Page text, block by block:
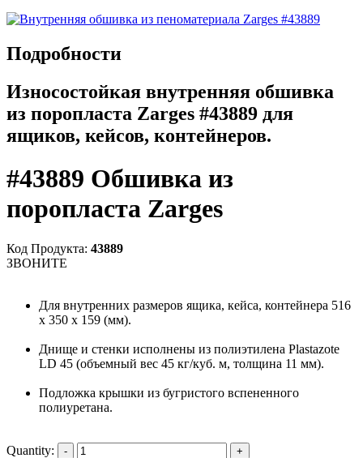
Подробности
Износостойкая внутренняя обшивка
из поропласта Zarges #43889 для
ящиков, кейсов, контейнеров.
#43889 Обшивка из
поропласта Zarges
Код Продукта: 43889
ЗВОНИТЕ
Для внутренних размеров ящика, кейса, контейнера 516
x 350 x 159 (мм).
Днище и стенки исполнены из полиэтилена Plastazote
LD 45 (объемный вес 45 кг/куб. м, толщина 11 мм).
Подложка крышки из бугристого вспененного
полиуретана.
Quantity: